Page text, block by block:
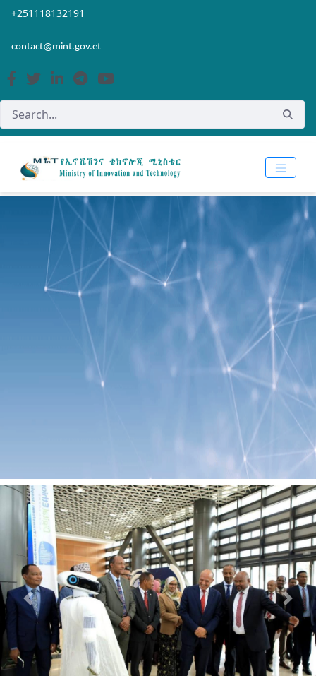
Skip to Main Content
Open Accessibility Menu
+251118132191
contact@mint.gov.et
Previous Next